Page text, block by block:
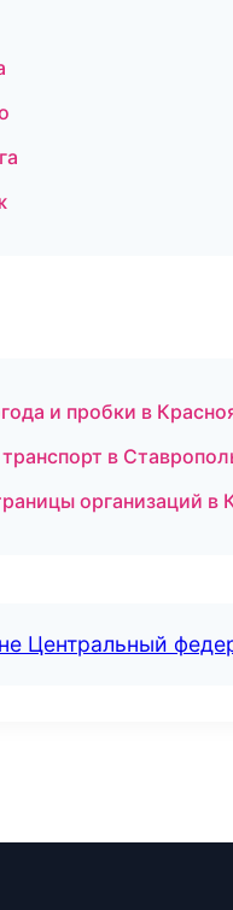
и пробки в
в
организаций в
Центральный